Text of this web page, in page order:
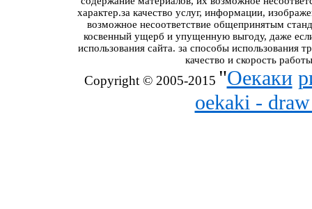
характер.за качество услуг, информации,
возможное несоответствие общепринятым
косвенный ущерб и упущенную выгоду, даже
использования сайта. за способы использования
качество и скорость
Copyright © 2005-2015 "Оекаки
oekaki -